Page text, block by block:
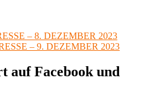
– 8. DEZEMBER 2023
– 9. DEZEMBER 2023
auf Facebook und